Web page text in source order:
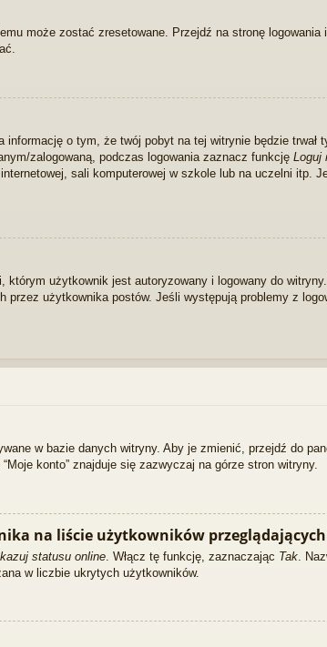
może zostać zresetowane. Przejdź na stronę logowania
informację o tym, że twój pobyt na tej witrynie będzie
zalogowaną, podczas logowania zaznacz funkcję Loguj
sali komputerowej w szkole lub na uczelni itp.
użytkownik jest autoryzowany i logowany do
użytkownika postów. Jeśli występują problemy z
w bazie danych witryny. Aby je zmienić, przejdź do
konto” znajduje się zazwyczaj na górze stron witryny.
na liście użytkowników
statusu online . Włącz tę funkcję, zaznaczając Tak .
w liczbie ukrytych użytkowników.